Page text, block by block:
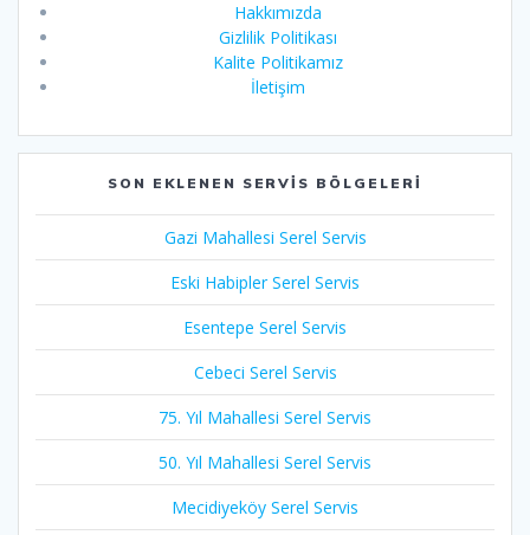
Hakkımızda
Gizlilik Politikası
Kalite Politikamız
İletişim
SON EKLENEN SERVIS BÖLGELERI
Gazi Mahallesi Serel Servis
Eski Habipler Serel Servis
Esentepe Serel Servis
Cebeci Serel Servis
75. Yıl Mahallesi Serel Servis
50. Yıl Mahallesi Serel Servis
Mecidiyeköy Serel Servis